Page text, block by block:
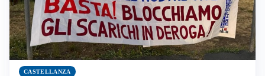
CASTELLANZA